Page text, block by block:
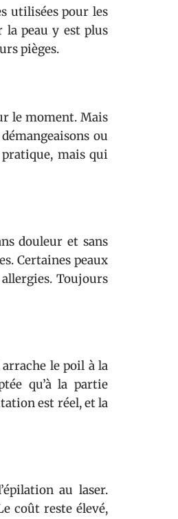
utilisées pour les
la peau y est plus
pièges.
le moment. Mais
ou
mais qui
douleur et sans
Certaines peaux
Toujours
le poil à la
qu’à la partie
est réel, et la
au laser.
coût reste élevé,